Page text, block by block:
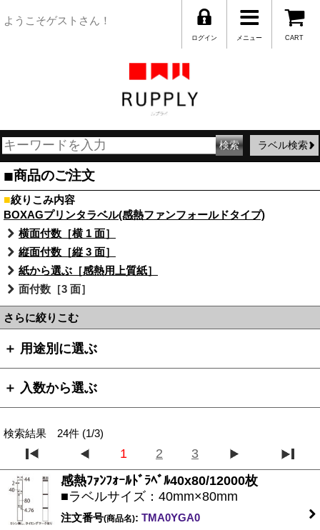
ようこそゲストさん！
CART
メニュー
ログイン
ラベル検索
■商品のご注文
■絞りこみ内容
BOXAGプリンタラベル(感熱ファンフォールドタイプ)
横面付数［横 1 面］
縦面付数［縦 3 面］
紙から選ぶ［感熱用上質紙］
面付数［3 面］
さらに絞りこむ
＋ 用途別に選ぶ
＋ 入数から選ぶ
検索結果 24件 (1/3)
1 2
3
感熱ﾌｧﾝﾌｫｰﾙﾄﾞﾗﾍﾞﾙ40x80/12000枚
■ラベルサイズ：40mm×80mm
注文番号(商品名): TMA0YGA0